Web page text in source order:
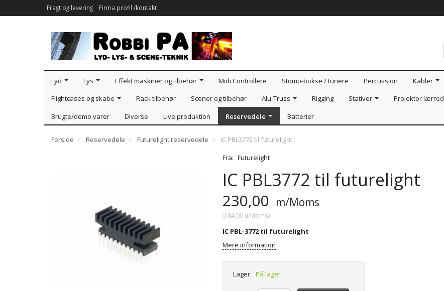
Fragt og levering Firma profil /kontakt
Lyd Lys Effekt maskiner og tilbehør Midi Controllere Stomp-bokse / tunere Percussion Kabler
Flightcases og skabe
Rack tilbehør Scener og tilbehør Alu-Truss Rigging Stativer Projektor lærred
Brugte/demo varer
Diverse Live produktion Reservedele Batterier
Forside Reservedele Futurelight reservedele
IC PBL3772 til futurelight
Fra: Futurelight
IC PBL3772 til futurelight
230,00 m/Moms
(184,00 u/Moms)
IC PBL-3772 til futurelight
Mere information
Lager: På lager